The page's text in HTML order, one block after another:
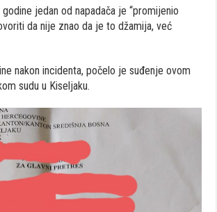
jedan od napadača je “promijenio
da nije znao da je to džamija, već
nakon incidenta, počelo je suđenje ovom
sudu u Kiseljaku.